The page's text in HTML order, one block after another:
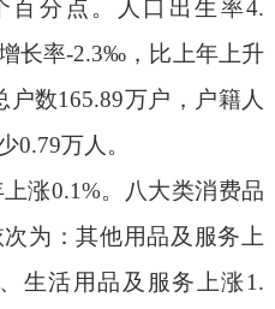
百分点。人口出生率4.
长率-2.3‰ ，比上年上升
户数165.89万户，户籍人
0.79万人。
涨0.1%。八大类消费品
次为：其他用品及服务上
、生活用品及服务上涨1.